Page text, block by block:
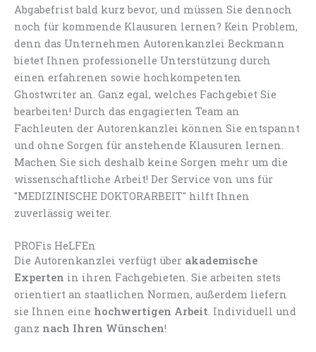
Abgabefrist bald kurz bevor, und müssen Sie dennoch
noch für kommende Klausuren lernen? Kein Problem,
denn das Unternehmen Autorenkanzlei Beckmann
bietet Ihnen professionelle Unterstützung durch
einen erfahrenen sowie hochkompetenten
Ghostwriter an. Ganz egal, welches Fachgebiet Sie
bearbeiten! Durch das engagierten Team an
Fachleuten der Autorenkanzlei können Sie entspannt
und ohne Sorgen für anstehende Klausuren lernen.
Machen Sie sich deshalb keine Sorgen mehr um die
wissenschaftliche Arbeit! Der Service von uns für
"MEDIZINISCHE DOKTORARBEIT" hilft Ihnen
zuverlässig weiter.
PROFis HeLFEn
Die Autorenkanzlei verfügt über akademische
Experten in ihren Fachgebieten. Sie arbeiten stets
orientiert an staatlichen Normen, außerdem liefern
sie Ihnen eine hochwertigen Arbeit. Individuell und
ganz nach Ihren Wünschen!